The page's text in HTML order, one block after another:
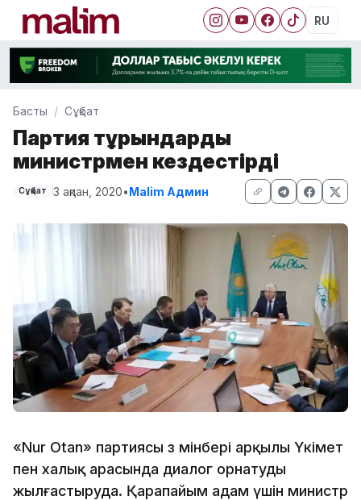
RU
Басты Сұқбат
Партия тұрғындарды
министрмен кездестірді
Сұқбат 3 ақпан, 2020•Malim Админ
«Nur Otan» партиясы өз мінбері арқылы Үкімет
пен халық арасында диалог орнатуды
жылғастыруда. Қарапайым адам үшін министр